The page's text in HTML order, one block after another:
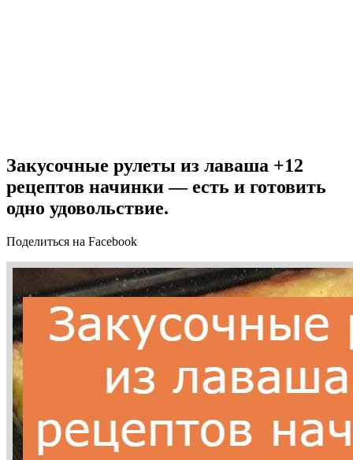
Закусочные рулеты из лаваша +12
рецептов начинки — есть и готовить
одно удовольствие.
Поделиться на Facebook